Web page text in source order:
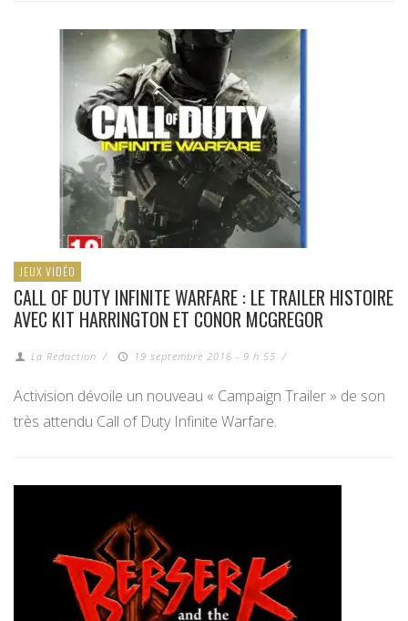
JEUX VIDÉO
CALL OF DUTY INFINITE WARFARE : LE TRAILER HISTOIRE
AVEC KIT HARRINGTON ET CONOR MCGREGOR
La Redaction / 19 septembre 2016 - 9 h 55 /
Activision dévoile un nouveau « Campaign Trailer » de son
très attendu Call of Duty Infinite Warfare.